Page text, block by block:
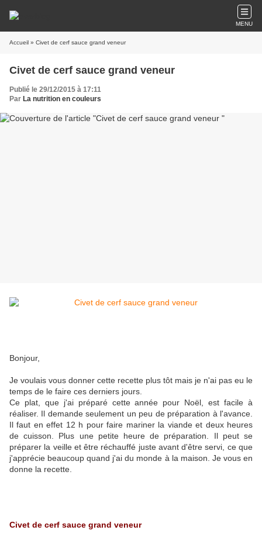
MENU
Accueil » Civet de cerf sauce grand veneur
Civet de cerf sauce grand veneur
Publié le 29/12/2015 à 17:11
Par La nutrition en couleurs
Bonjour,
Je voulais vous donner cette recette plus tôt mais je n'ai pas eu le
temps de le faire ces derniers jours.
Ce plat, que j'ai préparé cette année pour Noël, est facile à
réaliser. Il demande seulement un peu de préparation à l'avance.
Il faut en effet 12 h pour faire mariner la viande et deux heures
de cuisson. Plus une petite heure de préparation. Il peut se
préparer la veille et être réchauffé juste avant d'être servi, ce que
j'apprécie beaucoup quand j'ai du monde à la maison. Je vous en
donne la recette.
Civet de cerf sauce grand veneur